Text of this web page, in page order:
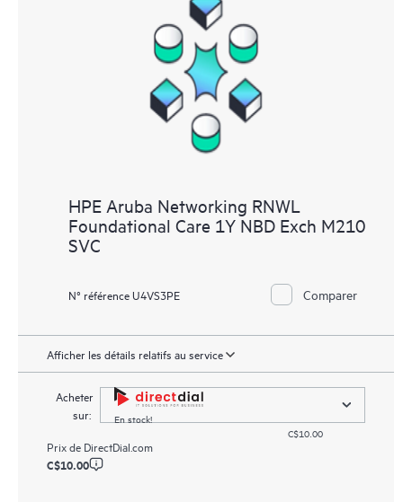
HPE Aruba Networking RNWL
Foundational Care 1Y NBD Exch M210
SVC
N° référence U4VS3PE Comparer
Afficher les détails relatifs au service
Acheter
sur:
En stock!
C$10.00
Prix de DirectDial.com
C$10.00